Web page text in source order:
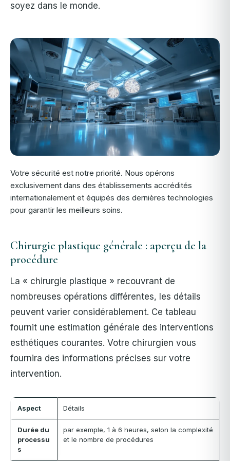
soyez dans le monde.
Votre sécurité est notre priorité. Nous opérons
exclusivement dans des établissements accrédités
internationalement et équipés des dernières technologies
pour garantir les meilleurs soins.
Chirurgie plastique générale : aperçu de la
procédure
La « chirurgie plastique » recouvrant de
nombreuses opérations différentes, les détails
peuvent varier considérablement. Ce tableau
fournit une estimation générale des interventions
esthétiques courantes. Votre chirurgien vous
fournira des informations précises sur votre
intervention.
Aspect Détails
Durée du
processu
s
par exemple, 1 à 6 heures, selon la complexité
et le nombre de procédures